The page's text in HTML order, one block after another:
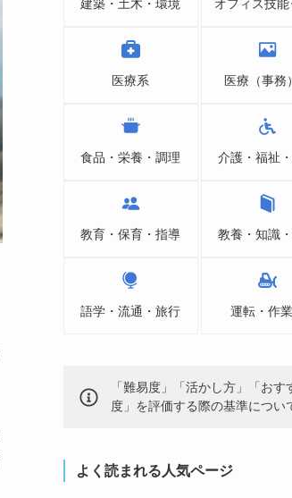
建築・土木・環境 オフィス技能
医療系 医療（事務
食品・栄養・調理 介護・福祉
教育・保育・指導 教養・知識
語学・流通・旅行 運転・作
「難易度」「活かし方」「おす
度」を評価する際の基準につい
よく読まれる人気ページ